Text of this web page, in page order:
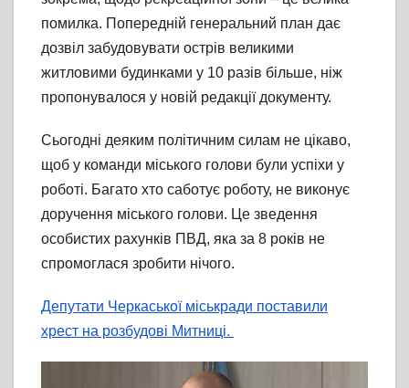
помилка. Попередній генеральний план дає
дозвіл забудовувати острів великими
житловими будинками у 10 разів більше, ніж
пропонувалося у новій редакції документу.
Сьогодні деяким політичним силам не цікаво,
щоб у команди міського голови були успіхи у
роботі. Багато хто саботує роботу, не виконує
доручення міського голови. Це зведення
особистих рахунків ПВД, яка за 8 років не
спромоглася зробити нічого.
Депутати Черкаської міськради поставили
хрест на розбудові Митниці.